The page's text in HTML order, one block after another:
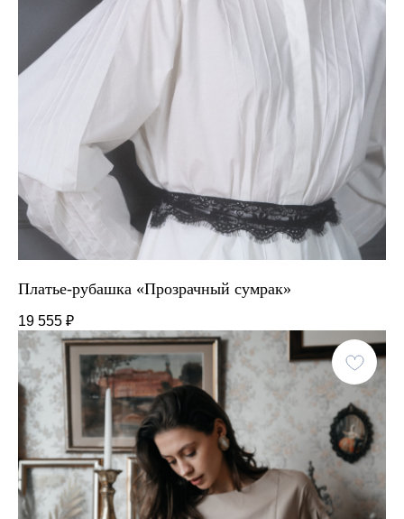
Платье-рубашка «Прозрачный сумрак»
19 555 ₽